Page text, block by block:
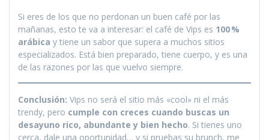
Si eres de los que no perdonan un buen café por las
mañanas, esto te va a interesar: el café de Vips es 100 %
arábica y tiene un sabor que supera a muchos sitios
especializados. Está bien preparado, tiene cuerpo, y es una
de las razones por las que vuelvo siempre.
Conclusión: Vips no será el sitio más «cool» ni el más
trendy, pero cumple con creces cuando buscas un
desayuno rico, abundante y bien hecho. Si tienes uno
cerca, dale una oportunidad… y si pruebas su brunch, me